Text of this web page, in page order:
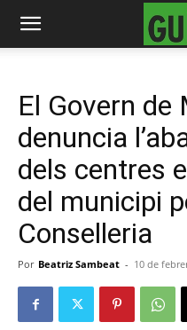
El Govern de
denuncia
dels centres
del municipi
Conselleria
Por Beatriz Sambeat - 10 de